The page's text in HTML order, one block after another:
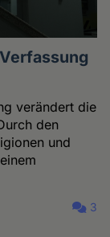
verändert die
den
und
3